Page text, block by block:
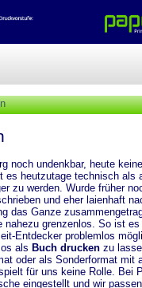
noch undenkbar, heute
es heutzutage technisch als
zu werden. Wurde früher
und eher laienhaft
das Ganze
nahezu grenzenlos. So ist
Entdecker problemlos
als Buch drucken zu
oder als Sonderformat mit
für uns keine Rolle. Bei
eingestellt und wir